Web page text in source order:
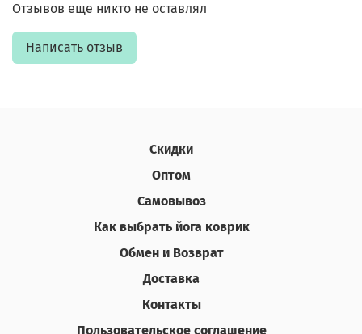
Отзывов еще никто не оставлял
Написать отзыв
Скидки
Оптом
Самовывоз
Как выбрать йога коврик
Обмен и Возврат
Доставка
Контакты
Пользовательское соглашение